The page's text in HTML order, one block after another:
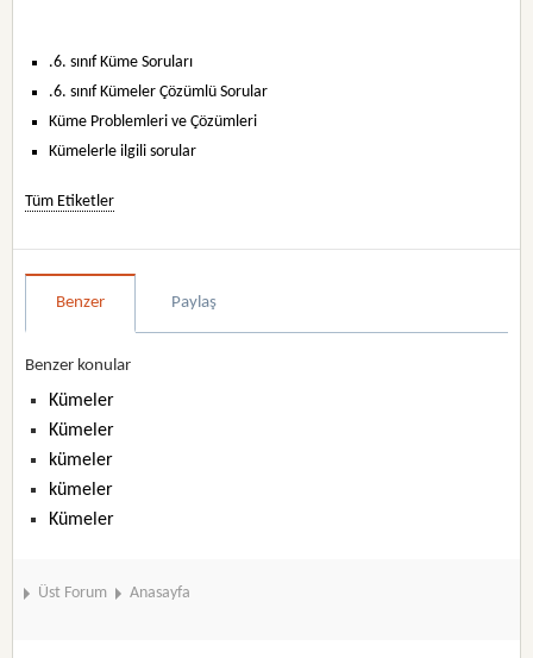
.6. sınıf Küme Soruları
.6. sınıf Kümeler Çözümlü Sorular
Küme Problemleri ve Çözümleri
Kümelerle ilgili sorular
Tüm Etiketler
Benzer Paylaş
Benzer konular
Kümeler
Kümeler
kümeler
kümeler
Kümeler
Üst Forum Anasayfa